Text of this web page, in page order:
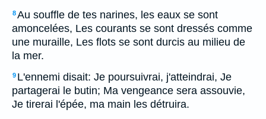
8Au souffle de tes narines, les eaux se sont
amoncelées, Les courants se sont dressés comme
une muraille, Les flots se sont durcis au milieu de
la mer.
9 L'ennemi disait: Je poursuivrai, j'atteindrai, Je
partagerai le butin; Ma vengeance sera assouvie,
Je tirerai l'épée, ma main les détruira.